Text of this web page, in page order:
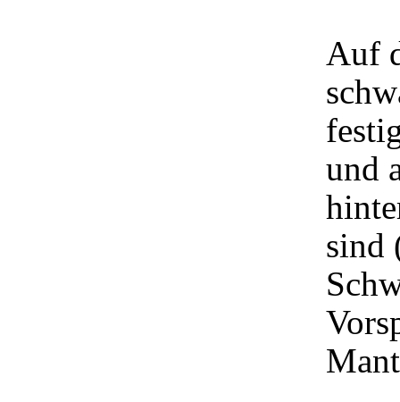
Auf
und
sind